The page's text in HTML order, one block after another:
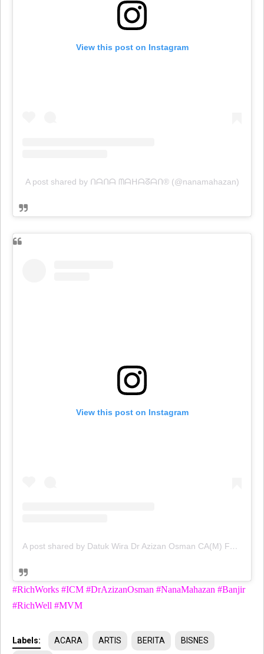
View this post on Instagram
A post shared by ᑎᗩᑎᗩ ᗰᗩᕼᗩᘔᗩᑎ®️ (@nanamahazan)
View this post on Instagram
A post shared by Datuk Wira Dr Azizan Osman CA(M) FCMA, CGMA (UK) (@azizanosman_official)
#RichWorks #ICM #DrAzizanOsman #NanaMahazan #Banjir
#RichWell #MVM
Labels: ACARA ARTIS BERITA BISNES